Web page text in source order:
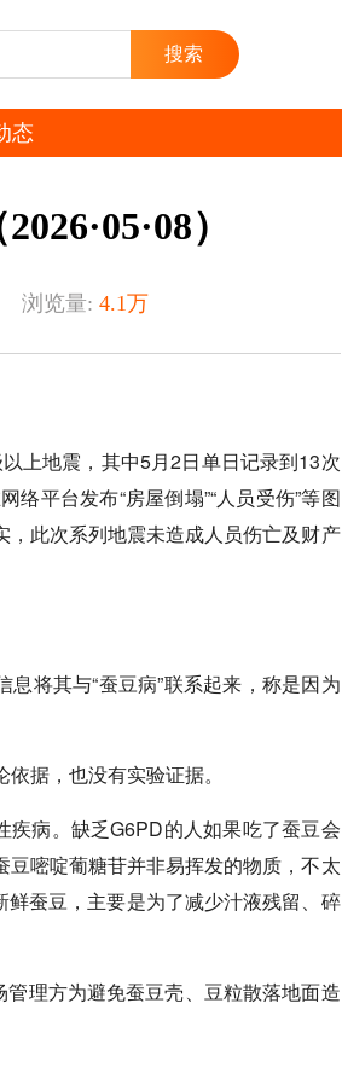
态
）
浏览量: 4.1万
上地震，其中5月2日单日记录到13次
平台发布“房屋倒塌”“人员受伤”等图
此次系列地震未造成人员伤亡及财产
将其与“蚕豆病”联系起来，称是因为
据，也没有实验证据。
病。缺乏G6PD的人如果吃了蚕豆会
嘧啶葡糖苷并非易挥发的物质，不太
蚕豆，主要是为了减少汁液残留、碎
理方为避免蚕豆壳、豆粒散落地面造